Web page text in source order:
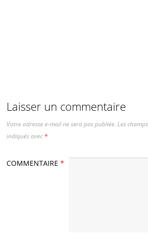
Laisser un commentaire
Votre adresse e-mail ne sera pas publiée. Les
indiqués avec*
COMMENTAIRE*